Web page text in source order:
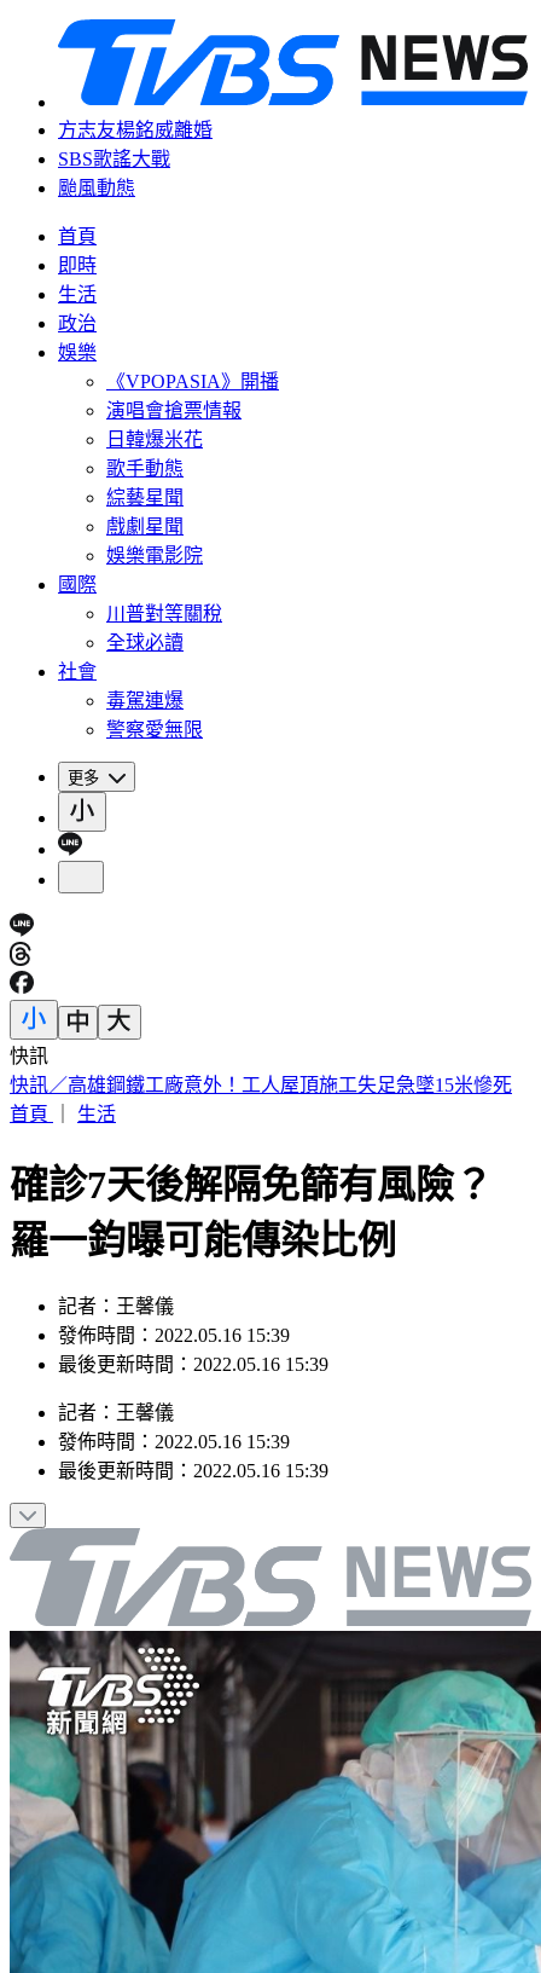
方志友楊銘威離婚
SBS歌謠大戰
颱風動態
首頁
即時
生活
政治
娛樂
《VPOPASIA》開播
演唱會搶票情報
日韓爆米花
歌手動態
綜藝星聞
戲劇星聞
娛樂電影院
國際
川普對等關稅
全球必讀
社會
毒駕連爆
警察愛無限
更多
快訊
TWICE定延確定出走！加盟新公司成「邊佑錫師妹」
首頁
生活
確診7天後解隔免篩有風險？
羅一鈞曝可能傳染比例
記者：王馨儀
發佈時間：2022.05.16 15:39
最後更新時間：2022.05.16 15:39
記者 ： 王馨儀
發佈時間： 2022.05.16 15:39
最後更新時間： 2022.05.16 15:39